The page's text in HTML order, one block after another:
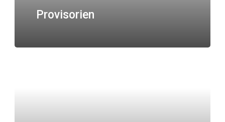
Provisorien